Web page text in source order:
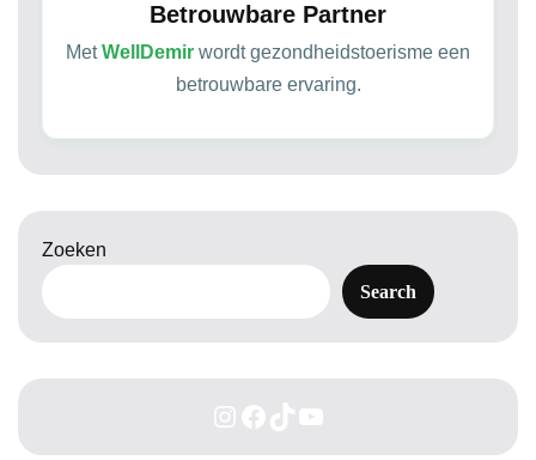
Betrouwbare Partner
MetWellDemir wordt gezondheidstoerisme een
betrouwbare ervaring.
Zoeken
Search